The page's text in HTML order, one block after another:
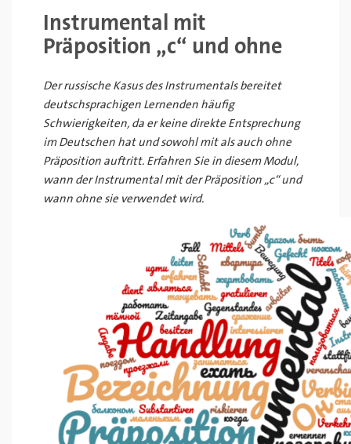
Instrumental mit
Präposition „c“ und ohne
Der russische Kasus des Instrumentals bereitet
deutschsprachigen Lernenden häufig
Schwierigkeiten, da er keine direkte Entsprechung
im Deutschen hat und sowohl mit als auch ohne
Präposition auftritt. Erfahren Sie in diesem Modul,
wann derInstrumental mit der Präposition „c“ und
wann ohne sie verwendet wird.